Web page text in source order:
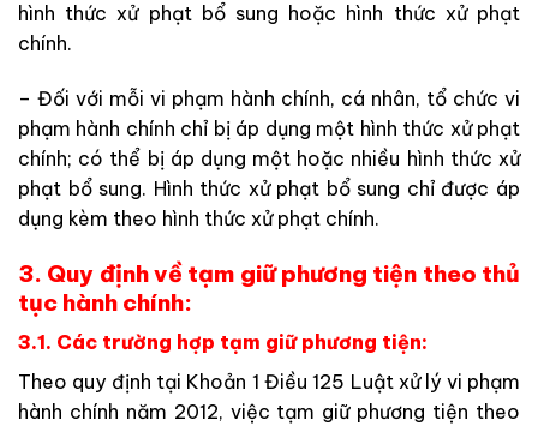
hình thức xử phạt bổ sung hoặc hình thức xử phạt
chính.
– Đối với mỗi vi phạm hành chính, cá nhân, tổ chức vi
phạm hành chính chỉ bị áp dụng một hình thức xử phạt
chính; có thể bị áp dụng một hoặc nhiều hình thức xử
phạt bổ sung. Hình thức xử phạt bổ sung chỉ được áp
dụng kèm theo hình thức xử phạt chính.
3. Quy định về tạm giữ phương tiện theo thủ
tục hành chính:
3.1. Các trường hợp tạm giữ phương tiện:
Theo quy định tại Khoản 1 Điều 125 Luật xử lý vi phạm
hành chính năm 2012, việc tạm giữ phương tiện theo